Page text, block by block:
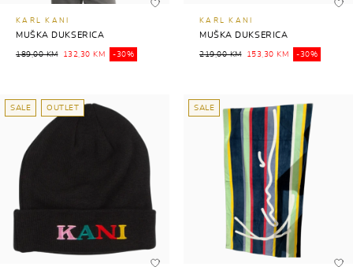
KARL KANI
MUŠKA DUKSERICA
189,00 KM 132,30 KM -30%
KARL KANI
MUŠKA DUKSERICA
219,00 KM 153,30 KM -30%
SALE OUTLET SALE